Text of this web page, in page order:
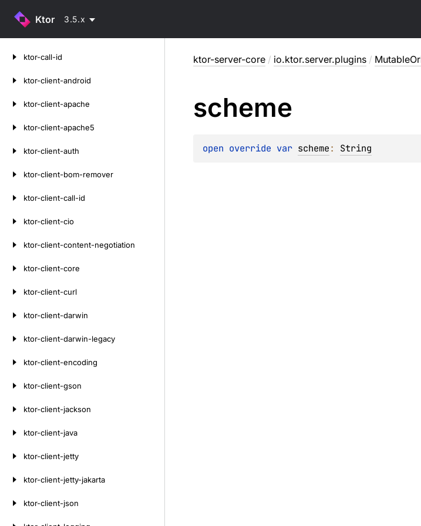
Ktor 3.5.x
ktor-call-id
ktor-client-android
ktor-client-apache
ktor-client-apache5
ktor-client-auth
ktor-client-bom-remover
ktor-client-call-id
ktor-client-cio
ktor-client-content-negotiation
ktor-client-core
ktor-client-curl
ktor-client-darwin
ktor-client-darwin-legacy
ktor-client-encoding
ktor-client-gson
ktor-client-jackson
ktor-client-java
ktor-client-jetty
ktor-client-jetty-jakarta
ktor-client-json
ktor-server-core / io.ktor.server.plugins /
scheme
open override var scheme: String